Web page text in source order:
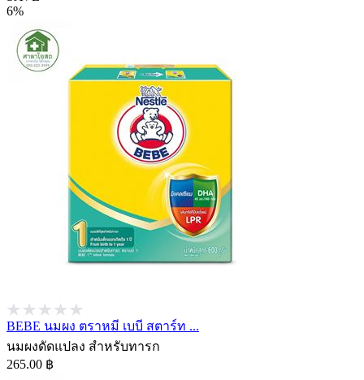
6%
BEBE นมผง ตราหมี เบบี สตาร์ท ...
นมผงดัดแปลง สำหรับทารก
265.00 ฿